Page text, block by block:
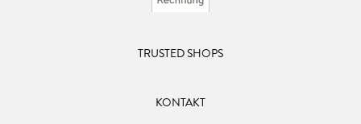
TRUSTED SHOPS
KONTAKT